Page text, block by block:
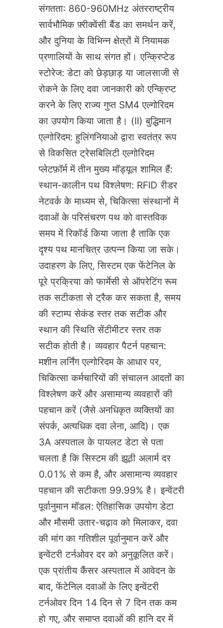
संगतता: 860-960MHz अंतरराष्ट्रीय
सार्वभौमिक फ़्रीक्वेंसी बैंड का समर्थन करें,
और दुनिया के विभिन्न क्षेत्रों में नियामक
प्रणालियों के साथ संगत हों। एन्क्रिप्टेड
स्टोरेज: डेटा को छेड़छाड़ या जालसाजी से
रोकने के लिए दवा जानकारी को एन्क्रिप्ट
करने के लिए राज्य गुप्त SM4 एल्गोरिदम
का उपयोग किया जाता है। (II) बुद्धिमान
एल्गोरिदम: हुलिंगनियाओ द्वारा स्वतंत्र रूप
से विकसित ट्रेसबिलिटी एल्गोरिदम
प्लेटफ़ॉर्म में तीन मुख्य मॉड्यूल शामिल हैं:
स्थान-कालीन पथ विश्लेषण: RFID रीडर
नेटवर्क के माध्यम से, चिकित्सा संस्थानों में
दवाओं के परिसंचरण पथ को वास्तविक
समय में रिकॉर्ड किया जाता है ताकि एक
दृश्य पथ मानचित्र उत्पन्न किया जा सके।
उदाहरण के लिए, सिस्टम एक फेंटेनिल के
पूरे प्रक्रिया को फार्मेसी से ऑपरेटिंग रूम
तक सटीकता से ट्रैक कर सकता है, समय
की स्टाम्प सेकंड स्तर तक सटीक और
स्थान की स्थिति सेंटीमीटर स्तर तक
सटीक होती है। व्यवहार पैटर्न पहचान:
मशीन लर्निंग एल्गोरिदम के आधार पर,
चिकित्सा कर्मचारियों की संचालन आदतों का
विश्लेषण करें और असामान्य व्यवहारों की
पहचान करें (जैसे अनधिकृत व्यक्तियों का
संपर्क, अत्यधिक दवा लेना, आदि)। एक
3A अस्पताल के पायलट डेटा से पता
चलता है कि सिस्टम की झूठी अलार्म दर
0.01% से कम है, और असामान्य व्यवहार
पहचान की सटीकता 99.99% है। इन्वेंटरी
पूर्वानुमान मॉडल: ऐतिहासिक उपयोग डेटा
और मौसमी उतार-चढ़ाव को मिलाकर, दवा
की मांग का गतिशील पूर्वानुमान करें और
इन्वेंटरी टर्नओवर दर को अनुकूलित करें।
एक प्रांतीय कैंसर अस्पताल में आवेदन के
बाद, फेंटेनिल दवाओं के लिए इन्वेंटरी
टर्नओवर दिन 14 दिन से 7 दिन तक कम
हो गए, और समाप्त दवाओं की हानि दर में